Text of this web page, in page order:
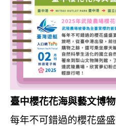
臺中櫻花花海與藝文博
每年不可錯過的櫻花盛